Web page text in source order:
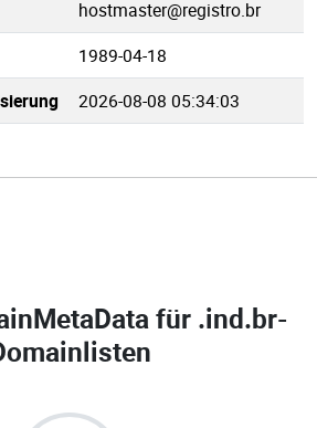
hostmaster@registro.br
1989-04-18
2026-08-08 05:34:03
für .ind.br-